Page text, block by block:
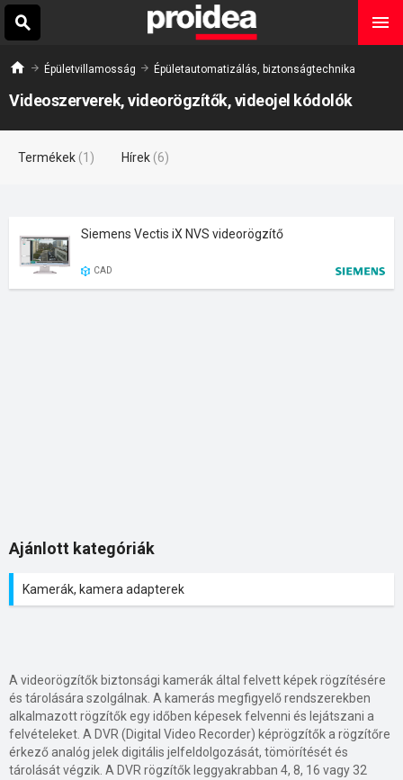
Épületvillamosság Épületautomatizálás, biztonságtechnika
Videoszerverek, videorögzítők, videojel kódolók
Termékek (1) Hírek (6)
Siemens Vectis iX NVS videorögzítő
CAD
Ajánlott kategóriák
Kamerák, kamera adapterek
A videorögzítők biztonsági kamerák által felvett képek rögzítésére
és tárolására szolgálnak. A kamerás megfigyelő rendszerekben
alkalmazott rögzítők egy időben képesek felvenni és lejátszani a
felvételeket. A DVR (Digital Video Recorder) képrögzítők a rögzítőre
érkező analóg jelek digitális jelfeldolgozását, tömörítését és
tárolását végzik. A DVR rögzítők leggyakrabban 4, 8, 16 vagy 32